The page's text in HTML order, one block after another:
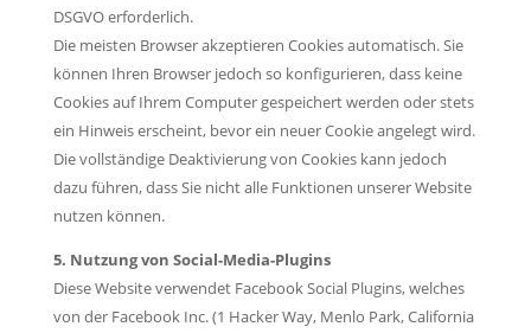
DSGVO erforderlich.
Die meisten Browser akzeptieren Cookies automatisch. Sie
können Ihren Browser jedoch so konfigurieren, dass keine
Cookies auf Ihrem Computer gespeichert werden oder stets
ein Hinweis erscheint, bevor ein neuer Cookie angelegt wird.
Die vollständige Deaktivierung von Cookies kann jedoch
dazu führen, dass Sie nicht alle Funktionen unserer Website
nutzen können.
5. Nutzung von Social-Media-Plugins
Diese Website verwendet Facebook Social Plugins, welches
von der Facebook Inc. (1 Hacker Way, Menlo Park, California